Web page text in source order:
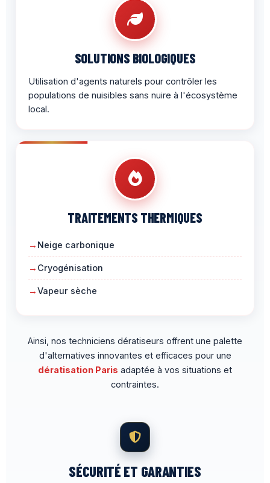
SOLUTIONS BIOLOGIQUES
Utilisation d'agents naturels pour contrôler les
populations de nuisibles sans nuire à l'écosystème
local.
TRAITEMENTS THERMIQUES
Neige carbonique
Cryogénisation
Vapeur sèche
Ainsi, nos techniciens dératiseurs offrent une palette
d'alternatives innovantes et efficaces pour une
dératisation Paris adaptée à vos situations et
contraintes.
SÉCURITÉ ET GARANTIES